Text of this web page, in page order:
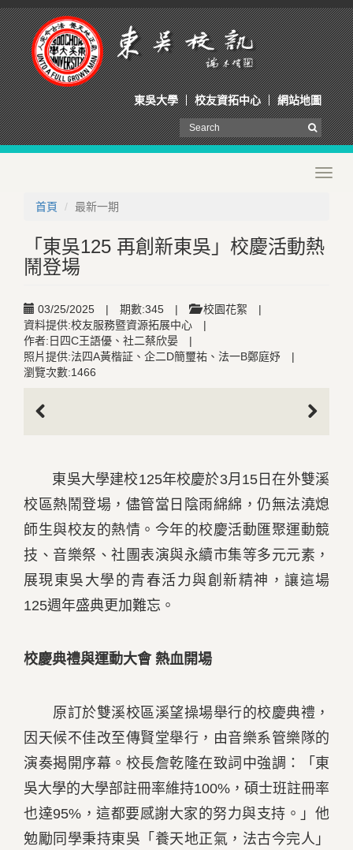
東吳大學 校友資拓中心 網站地圖
首頁
最新一期
「東吳125 再創新東吳」校慶活動熱
鬧登場
03/25/2025 | 期數:345 | 校園花絮
|
資料提供:校友服務暨資源拓展中心
|
作者:日四C王語優、社二蔡欣晏
|
照片提供:法四A黃楷証、企二D簡璽祐、法一B鄭庭妤
|
瀏覽次數:1466
東吳大學建校125年校慶於3月15日在外雙溪
校區熱鬧登場，儘管當日陰雨綿綿，仍無法澆熄
師生與校友的熱情。今年的校慶活動匯聚運動競
技、音樂祭、社團表演與永續市集等多元元素，
展現東吳大學的青春活力與創新精神，讓這場
125週年盛典更加難忘。
校慶典禮與運動大會 熱血開場
原訂於雙溪校區溪望操場舉行的校慶典禮，
因天候不佳改至傳賢堂舉行，由音樂系管樂隊的
演奏揭開序幕。校長詹乾隆在致詞中強調：「東
吳大學的大學部註冊率維持100%，碩士班註冊率
也達95%，這都要感謝大家的努力與支持。」他
勉勵同學秉持東吳「養天地正氣，法古今完人」